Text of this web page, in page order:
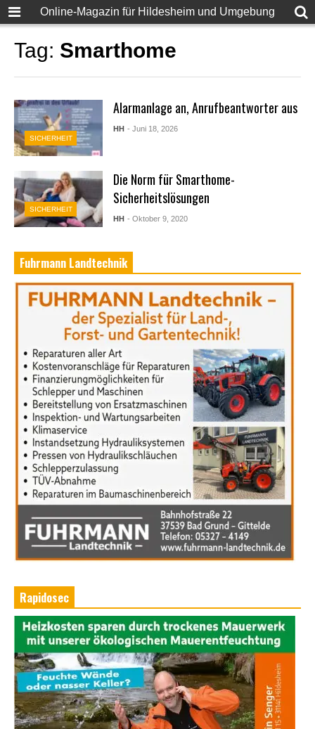
Online-Magazin für Hildesheim und Umgebung
Tag: Smarthome
SICHERHEIT
Alarmanlage an, Anrufbeantworter aus
HH - Juni 18, 2026
SICHERHEIT
Die Norm für Smarthome-
Sicherheitslösungen
HH - Oktober 9, 2020
Fuhrmann Landtechnik
Rapidosec